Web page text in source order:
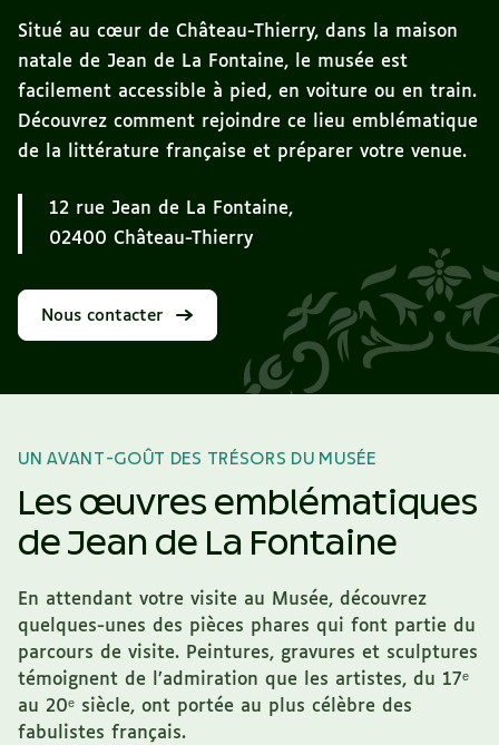
Situé au cœur de Château-Thierry, dans la maison
natale de Jean de La Fontaine, le musée est
facilement accessible à pied, en voiture ou en train.
Découvrez comment rejoindre ce lieu emblématique
de la littérature française et préparer votre venue.
12 rue Jean de La Fontaine,
02400 Château-Thierry
Nous contacter
UN AVANT-GOÛT DES TRÉSORS DU MUSÉE
Les œuvres emblématiques
de Jean de La Fontaine
En attendant votre visite au Musée, découvrez
quelques-unes des pièces phares qui font partie du
parcours de visite. Peintures, gravures et sculptures
témoignent de l’admiration que les artistes, du 17ᵉ
au 20ᵉ siècle, ont portée au plus célèbre des
fabulistes français.